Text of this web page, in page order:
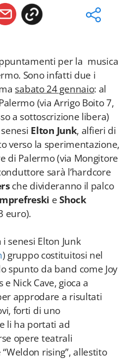
per la musica
Sono infatti due i
sabato 24 gennaio: al
(via Arrigo Boito 7,
a sottoscrizione libera)
Elton Junk, alfieri di
verso la sperimentazione,
di Palermo (via Mongitore
sarà l’hardcore
che divideranno il palco
eShock
euro).
senesi Elton Junk
) gruppo costituitosi nel
spunto da band come Joy
e Nick Cave, gioca a
approdare a risultati
forti di uno
li ha portati ad
opere teatrali
rising”, allestito